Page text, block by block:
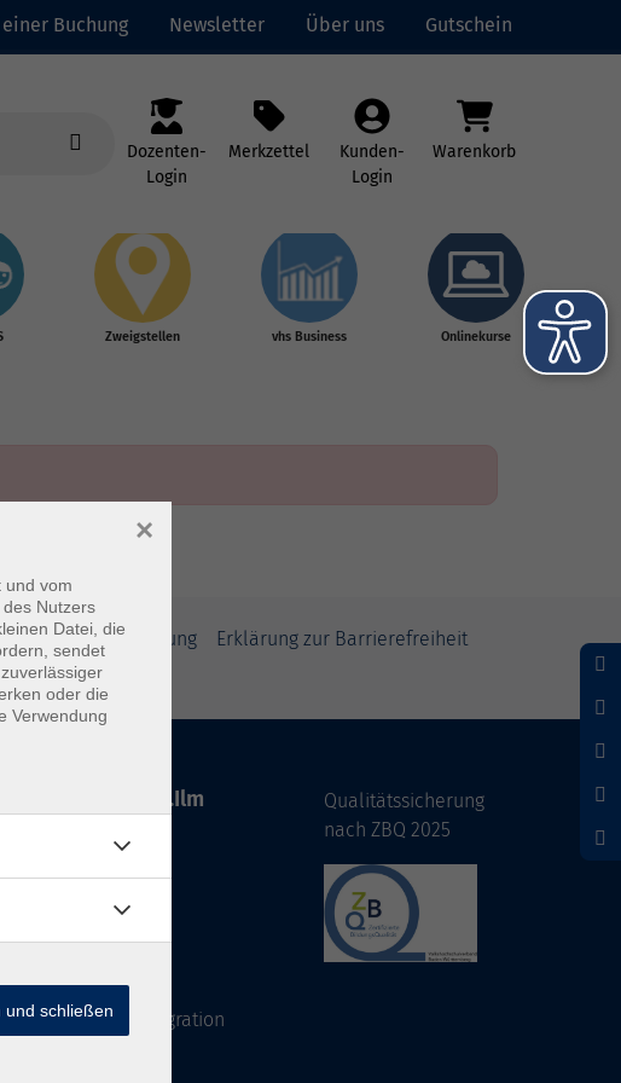
Buchung Newsletter Über uns Gutschein
Dozenten-
Login
Merkzettel
Kunden-
Login
Warenkorb
Zweigstellen vhs Business Onlinekurse
Widerrufsbelehrung Erklärung zur Barrierefreiheit
Pfaffenhofen a.d.Ilm
paf.de
- vhs Büro
- Deutsch/Integration
Qualitätssicherung
nach ZBQ 2025
und vom
Nutzers
Datei, die
sendet
oder die
Verwendung
×
und schließen